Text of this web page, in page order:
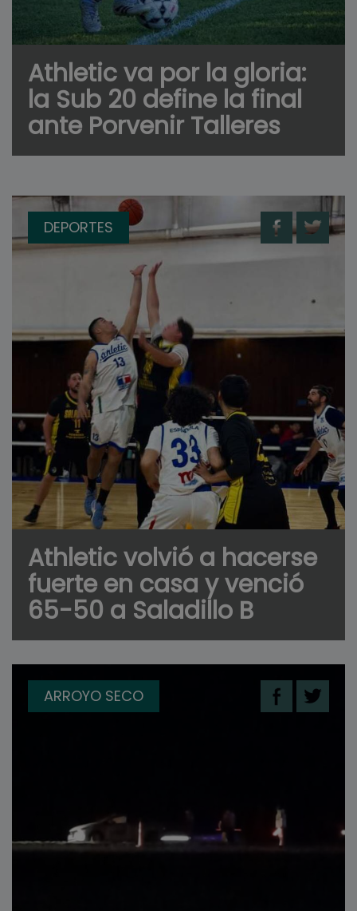
Athletic va por la gloria:
la Sub 20 define la final
ante Porvenir Talleres
DEPORTES
Athletic volvió a hacerse
fuerte en casa y venció
65-50 a Saladillo B
ARROYO SECO